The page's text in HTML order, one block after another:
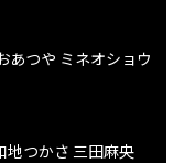
あつや ミネオショウ
地つかさ 三田麻央